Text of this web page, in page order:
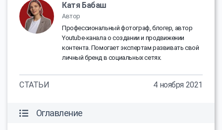
Катя Бабаш
Автор
Профессиональный фотограф, блогер, автор
Youtube-канала о создании и продвижении
контента. Помогает экспертам развивать свой
личный бренд в социальных сетях.
СТАТЬИ 4 ноября 2021
Оглавление